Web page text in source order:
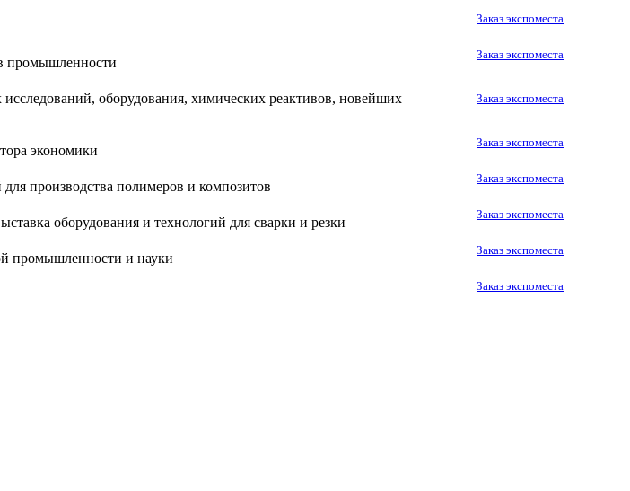
Заказ экспоместа
промышленности
Заказ экспоместа
оборудования, химических реактивов, новейших
Заказ экспоместа
экономики
Заказ экспоместа
производства полимеров и композитов
Заказ экспоместа
оборудования и технологий для сварки и резки
Заказ экспоместа
промышленности и науки
Заказ экспоместа
Заказ экспоместа